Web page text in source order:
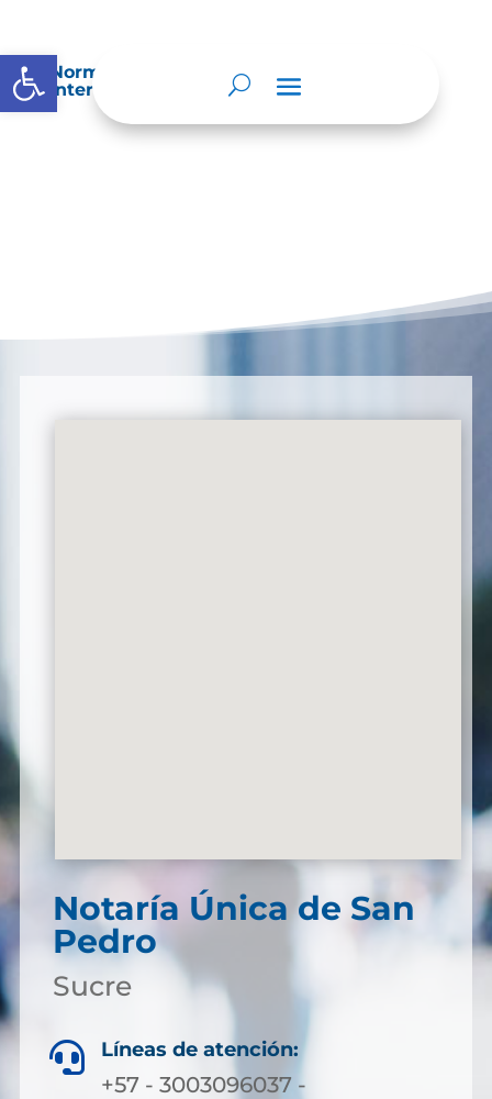
Abrir barra de herramientas
Normatividad especial que les aplique de
interés.
Notaría Única de San
Pedro
Sucre
 Líneas de atención:
+57 - 3003096037 -